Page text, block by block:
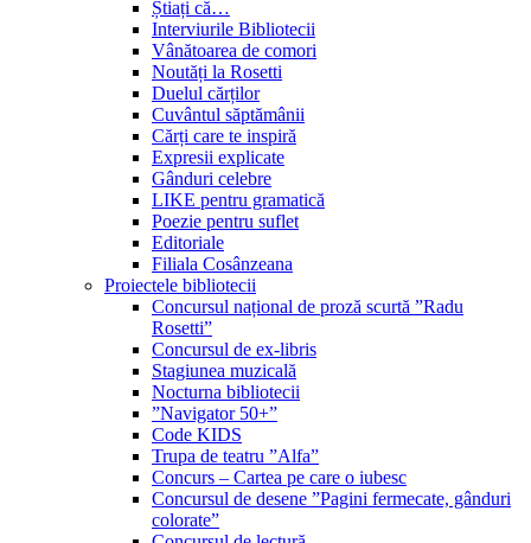
Știați că…
Interviurile Bibliotecii
Vânătoarea de comori
Noutăți la Rosetti
Duelul cărților
Cuvântul săptămânii
Cărți care te inspiră
Expresii explicate
Gânduri celebre
LIKE pentru gramatică
Poezie pentru suflet
Editoriale
Filiala Cosânzeana
Proiectele bibliotecii
Concursul național de proză scurtă ”Radu
Rosetti”
Concursul de ex-libris
Stagiunea muzicală
Nocturna bibliotecii
”Navigator 50+”
Code KIDS
Trupa de teatru ”Alfa”
Concurs – Cartea pe care o iubesc
Concursul de desene ”Pagini fermecate, gânduri
colorate”